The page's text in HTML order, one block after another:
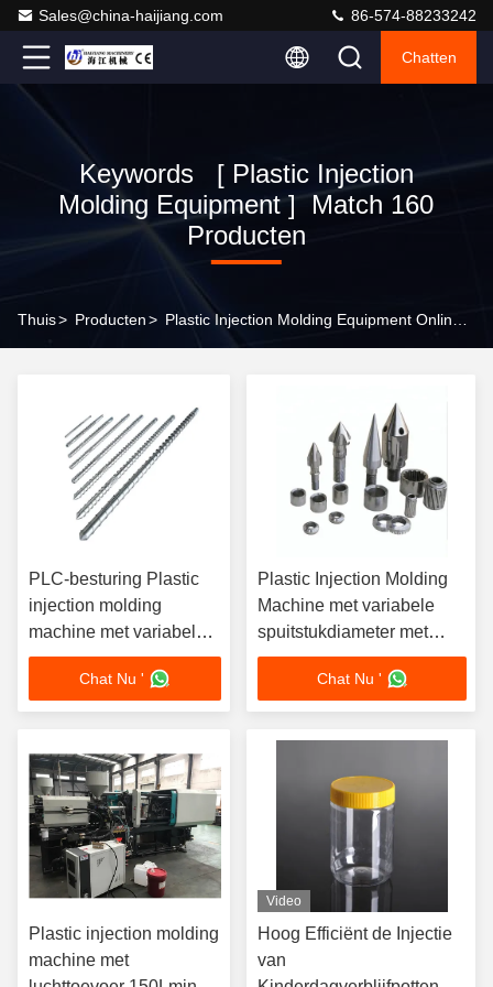
Sales@china-haijiang.com 86-574-88233242
Chatten
Keywords [ Plastic Injection
Molding Equipment ] Match 160
Producten
Thuis> Producten>
PLC-besturing Plastic
injection molding
machine met variabele
injectie snelheid en 800
mm tafelhoogte voor
industriële
Chat Nu '
Plastic Injection Molding
Machine met variabele
spuitstukdiameter met
Schneider-componenten
op maat van
thermoplastische
materialen
Chat Nu '
Plastic injection molding
machine met
Video
Hoog Efficiënt de Injectie
van